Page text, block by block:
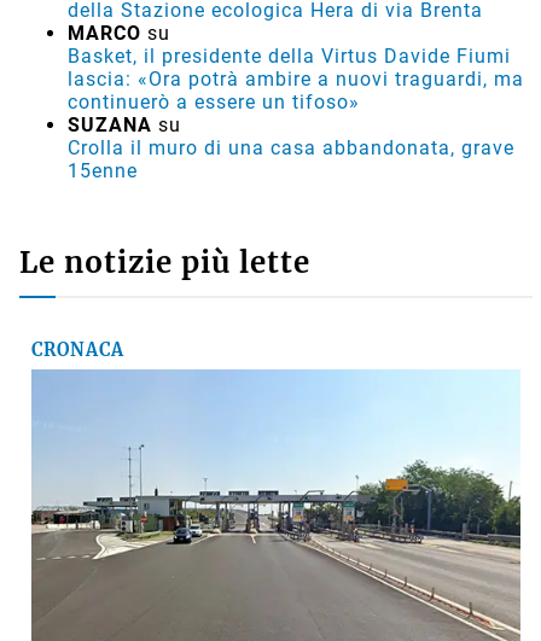
della Stazione ecologica Hera di via Brenta
MARCO su
Basket, il presidente della Virtus Davide Fiumi
lascia: «Ora potrà ambire a nuovi traguardi, ma
continuerò a essere un tifoso»
SUZANA su
Crolla il muro di una casa abbandonata, grave
15enne
Le notizie più lette
CRONACA